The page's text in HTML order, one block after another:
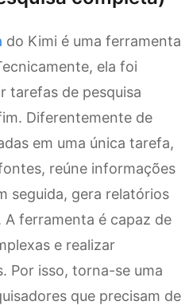
do Kimi é uma ferramenta
ela foi
tarefas de pesquisa
Diferentemente de
em uma única tarefa,
reúne informações
seguida, gera relatórios
A ferramenta é capaz de
e realizar
Por isso, torna-se uma
que precisam de